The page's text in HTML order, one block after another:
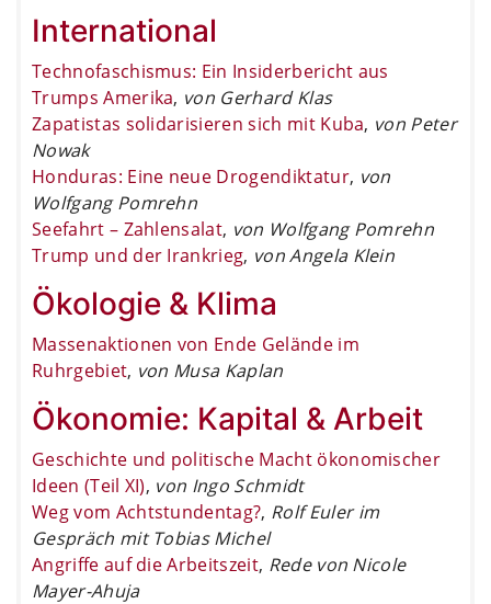
International
Technofaschismus: Ein Insiderbericht aus
Trumps Amerika, von Gerhard Klas
Zapatistas solidarisieren sich mit Kuba, von Peter
Nowak
Honduras: Eine neue Drogendiktatur, von
Wolfgang Pomrehn
Seefahrt – Zahlensalat, von Wolfgang Pomrehn
Trump und der Irankrieg, von Angela Klein
Ökologie & Klima
Massenaktionen von Ende Gelände im
Ruhrgebiet, von Musa Kaplan
Ökonomie: Kapital & Arbeit
Geschichte und politische Macht ökonomischer
Ideen (Teil XI), von Ingo Schmidt
Weg vom Achtstundentag?, Rolf Euler im
Gespräch mit Tobias Michel
Angriffe auf die Arbeitszeit, Rede von Nicole
Mayer-Ahuja